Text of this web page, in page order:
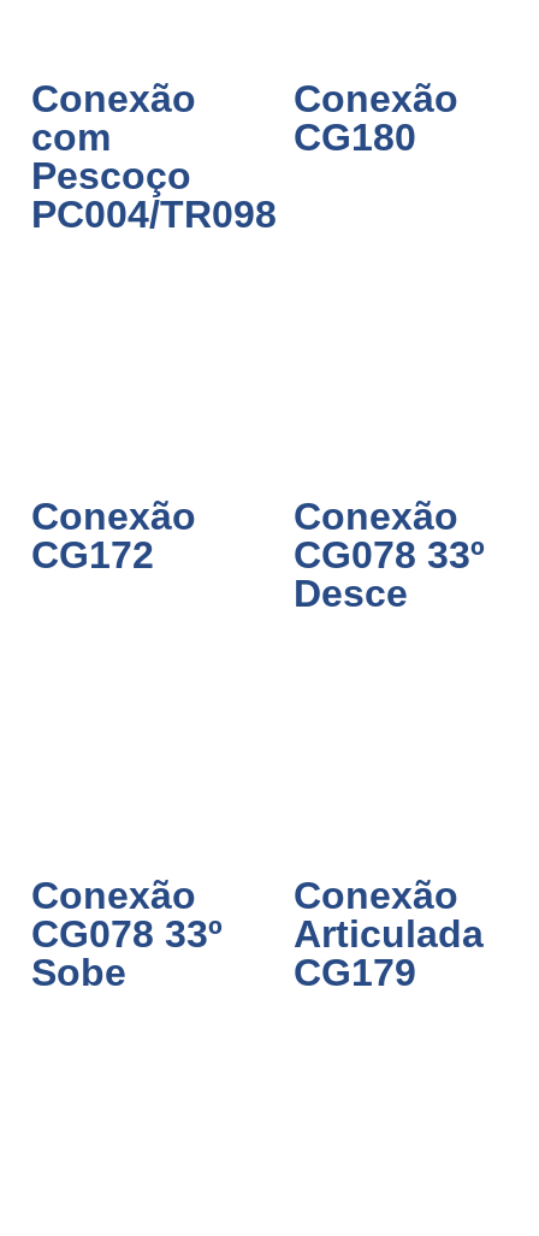
Conexão
com
Pescoço
PC004/TR098
Conexão
CG180
Conexão
CG172
Conexão
CG078 33º
Desce
Conexão
CG078 33º
Sobe
Conexão
Articulada
CG179